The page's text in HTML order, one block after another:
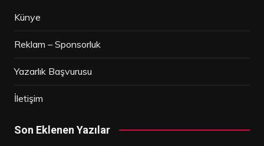
Künye
Reklam – Sponsorluk
Yazarlık Başvurusu
İletişim
Son Eklenen Yazılar